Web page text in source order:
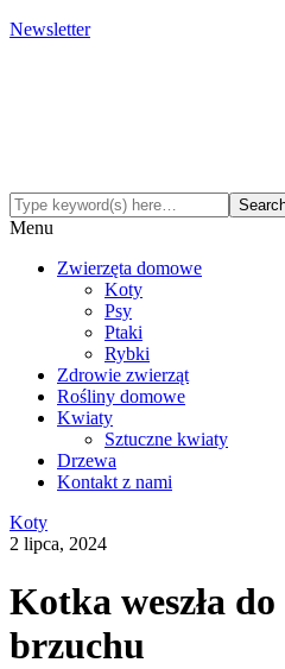
Newsletter
Menu
Zwierzęta domowe
Koty
Psy
Ptaki
Rybki
Zdrowie zwierząt
Rośliny domowe
Kwiaty
Sztuczne kwiaty
Drzewa
Kontakt z nami
Koty
2 lipca, 2024
Kotka weszła
brzuchu